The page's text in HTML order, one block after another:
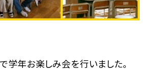
学年お楽しみ会を行いました。